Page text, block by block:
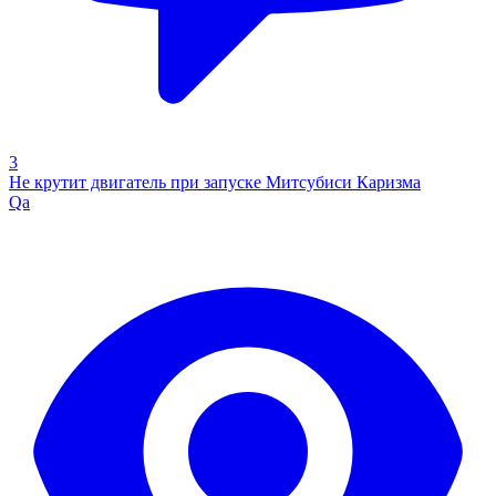
3
Не крутит двигатель при запуске Митсубиси Каризма
Qa